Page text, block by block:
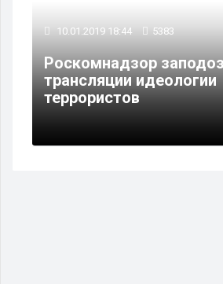
10.01.2019 18:44 5383
Роскомнадзор
трансляции идеологии
террористов